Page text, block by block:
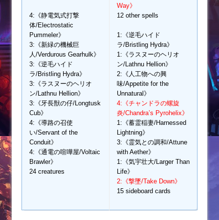
4:《静電気式打撃
体/Electrostatic
Pummeler》
3:《新緑の機械巨
人/Verdurous Gearhulk》
3:《逆毛ハイド
ラ/Bristling Hydra》
3:《ラスヌーのヘリオ
ン/Lathnu Hellion》
3:《牙長獣の仔/Longtusk
Cub》
4:《導路の召使
い/Servant of the
Conduit》
4:《通電の喧嘩屋/Voltaic
Brawler》
24 creatures
Way》
12 other spells
1:《逆毛ハイド
ラ/Bristling Hydra》
1:《ラスヌーのヘリオ
ン/Lathnu Hellion》
2:《人工物への興
味/Appetite for the
Unnatural》
4:《チャンドラの螺旋
炎/Chandra’s Pyrohelix》
1:《蓄霊稲妻/Harnessed
Lightning》
3:《霊気との調和/Attune
with Aether》
1:《気宇壮大/Larger Than
Life》
2:《撃墜/Take Down》
15 sideboard cards